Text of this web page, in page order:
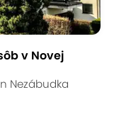
v Novej
Nezábudka